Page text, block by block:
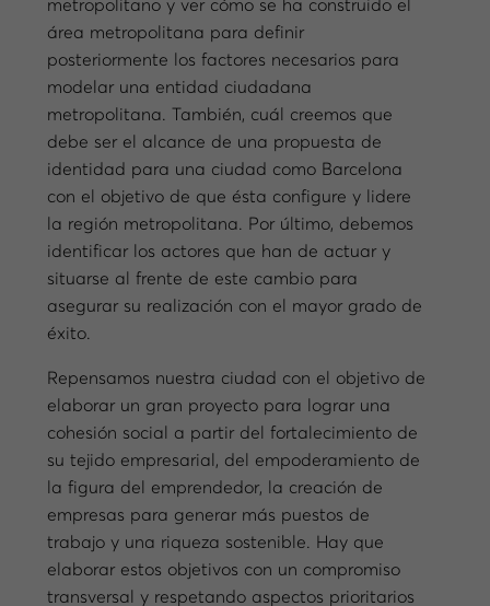
metropolitano y ver cómo se ha construido el
área metropolitana para definir
posteriormente los factores necesarios para
modelar una entidad ciudadana
metropolitana. También, cuál creemos que
debe ser el alcance de una propuesta de
identidad para una ciudad como Barcelona
con el objetivo de que ésta configure y lidere
la región metropolitana. Por último, debemos
identificar los actores que han de actuar y
situarse al frente de este cambio para
asegurar su realización con el mayor grado de
éxito.
Repensamos nuestra ciudad con el objetivo de
elaborar un gran proyecto para lograr una
cohesión social a partir del fortalecimiento de
su tejido empresarial, del empoderamiento de
la figura del emprendedor, la creación de
empresas para generar más puestos de
trabajo y una riqueza sostenible. Hay que
elaborar estos objetivos con un compromiso
transversal y respetando aspectos prioritarios